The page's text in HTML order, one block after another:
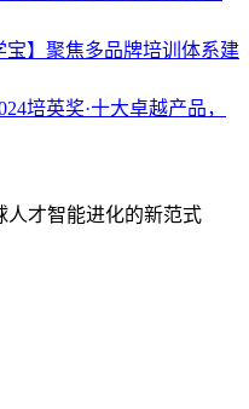
】聚焦多品牌培训体系建
培英奖·十大卓越产品，
才智能进化的新范式